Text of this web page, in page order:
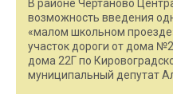
В районе Чертаново
возможность введения
«малом школьном
участок дороги от дома
дома 22Г по
муниципальный депутат